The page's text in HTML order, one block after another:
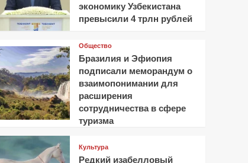
экономику Узбекистана
превысили 4 трлн рублей
Общество
Бразилия и Эфиопия
подписали меморандум о
взаимопонимании для
расширения
сотрудничества в сфере
туризма
Культура
Редкий изабелловый